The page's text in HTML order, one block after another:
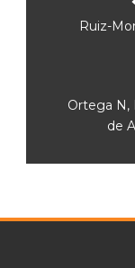
Ruiz-
Ortega N,
de